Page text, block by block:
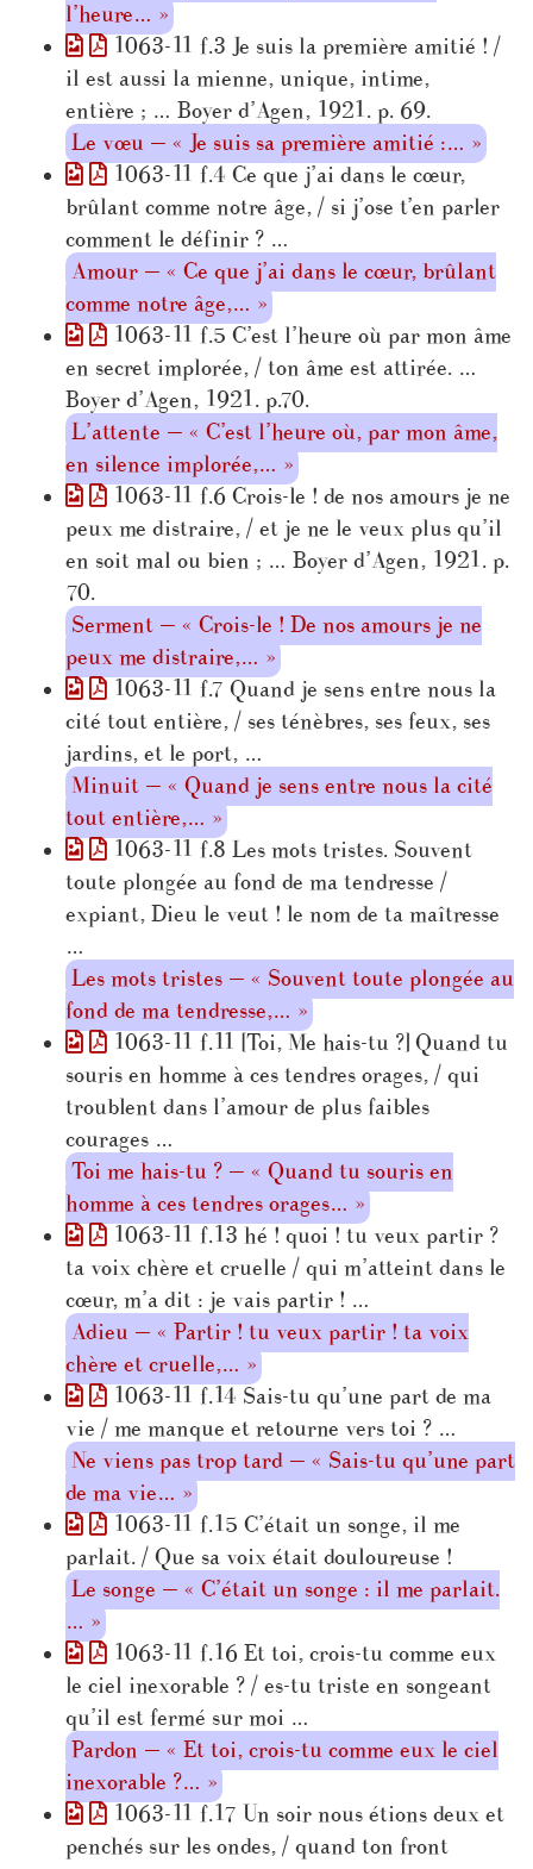
l’heure… »
1063-11 f.3 Je suis la première amitié ! /
il est aussi la mienne, unique, intime,
entière ; … Boyer d’Agen, 1921. p. 69.
Le vœu — « Je suis sa première amitié :… »
1063-11 f.4 Ce que j’ai dans le cœur,
brûlant comme notre âge, / si j’ose t’en parler
comment le définir ? …
Amour — « Ce que j’ai dans le cœur, brûlant
comme notre âge,… »
1063-11 f.5 C’est l’heure où par mon âme
en secret implorée, / ton âme est attirée. …
Boyer d’Agen, 1921. p.70.
L’attente — « C’est l’heure où, par mon âme,
en silence implorée,… »
1063-11 f.6 Crois-le ! de nos amours je ne
peux me distraire, / et je ne le veux plus qu’il
en soit mal ou bien ; … Boyer d’Agen, 1921. p.
70.
Serment — « Crois-le ! De nos amours je ne
peux me distraire,… »
1063-11 f.7 Quand je sens entre nous la
cité tout entière, / ses ténèbres, ses feux, ses
jardins, et le port, …
Minuit — « Quand je sens entre nous la cité
tout entière,… »
1063-11 f.8 Les mots tristes. Souvent
toute plongée au fond de ma tendresse /
expiant, Dieu le veut ! le nom de ta maîtresse
…
Les mots tristes — « Souvent toute plongée au
fond de ma tendresse,… »
1063-11 f.11 [Toi, Me hais-tu ?] Quand tu
souris en homme à ces tendres orages, / qui
troublent dans l’amour de plus faibles
courages …
Toi me hais-tu ? — « Quand tu souris en
homme à ces tendres orages… »
1063-11 f.13 hé ! quoi ! tu veux partir ?
ta voix chère et cruelle / qui m’atteint dans le
cœur, m’a dit : je vais partir ! …
Adieu — « Partir ! tu veux partir ! ta voix
chère et cruelle,… »
1063-11 f.14 Sais-tu qu’une part de ma
vie / me manque et retourne vers toi ? …
Ne viens pas trop tard — « Sais-tu qu’une part
de ma vie… »
1063-11 f.15 C’était un songe, il me
parlait. / Que sa voix était douloureuse !
Le songe — « C’était un songe : il me parlait.
… »
1063-11 f.16 Et toi, crois-tu comme eux
le ciel inexorable ? / es-tu triste en songeant
qu’il est fermé sur moi …
Pardon — « Et toi, crois-tu comme eux le ciel
inexorable ?… »
1063-11 f.17 Un soir nous étions deux et
penchés sur les ondes, / quand ton front